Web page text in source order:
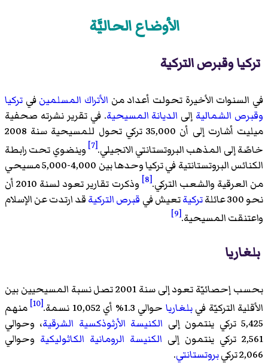
الأوضاع الحاليَّة
تركيا وقبرص التركية
في السنوات الأخيرة تحولت أعداد من الأتراك المسلمينفي تركيا
وقبرص الشمالية إلى الديانة المسيحية. في تقرير نشرته صحفية
ميليت أشارت إلى أن 35,000 تركي تحول للمسيحية سنة 2008
خاصًة إلى المذهب البروتستانتي الانجيلي.[7]
وينضوي تحت رابطة
الكنائس البروتستانتية في تركيا وحدها بين 4,000-5,000 مسيحي
من العرقية والشعب التركي.[8]
وذكرت تقارير تعود لسنة 2010 أن
نحو 300 عائلة
تركيةتعيش في قبرص التركيةقد ارتدت عن الإسلام
واعتنقت المسيحية.[9]
بلغاريا
بحسب إحصائيّة تعود إلى سنة 2001 تصل نسبة المسيحيين بين
الأقلية التركيّة فيبلغاريا حوالي 1.3% أي 10,052 نسمة. [10]
منهم
5,425 تركي ينتمون إلى
الكنيسة الأرثوذكسية الشرقية، وحوالي
2,561 تركي ينتمون إلى
الكنيسة الرومانية الكاثوليكية وحوالي
2,066 تركي
بروتستانتي.